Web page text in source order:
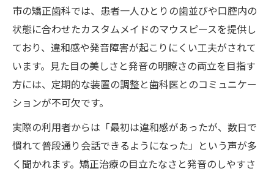
市の矯正歯科では、患者一人ひとりの歯並びや口腔内の
状態に合わせたカスタムメイドのマウスピースを提供し
ており、違和感や発音障害が起こりにくい工夫がされて
います。見た目の美しさと発音の明瞭さの両立を目指す
方には、定期的な装置の調整と歯科医とのコミュニケー
ションが不可欠です。
実際の利用者からは「最初は違和感があったが、数日で
慣れて普段通り会話できるようになった」という声が多
く聞かれます。矯正治療の目立たなさと発音のしやすさ